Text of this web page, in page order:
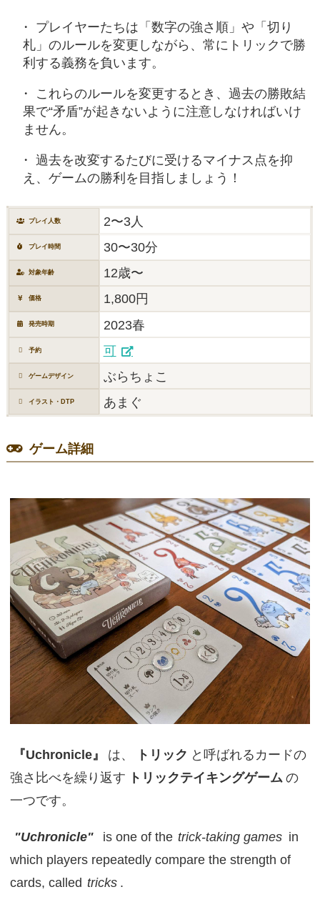
プレイヤーたちは「数字の強さ順」や「切り
札」のルールを変更しながら、常にトリックで勝
利する義務を負います。
これらのルールを変更するとき、過去の勝敗結
果で“矛盾”が起きないように注意しなければいけ
ません。
過去を改変するたびに受けるマイナス点を抑
え、ゲームの勝利を目指しましょう！
プレイ人数 2〜3人
プレイ時間 30〜30分
対象年齢 12歳〜
価格 1,800円
発売時期 2023春
予約 可
ゲームデザイン ぶらちょこ
イラスト・DTP あまぐ
ゲーム詳細
『Uchronicle』 は、 トリック と呼ばれるカードの
強さ比べを繰り返す
トリックテイキングゲーム の
一つです。
"Uchronicle" is one of the trick-taking games in
which players repeatedly compare the strength of
cards, called tricks .